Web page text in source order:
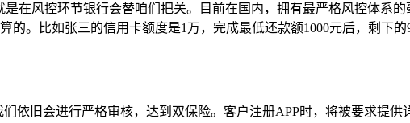
在风控环节银行会替咱们把关。目前在国内，拥有最严格风控体系
的。比如张三的信用卡额度是1万，完成最低还款额1000元后，剩下
依旧会进行严格审核，达到双保险。客户注册APP时，将被要求提供